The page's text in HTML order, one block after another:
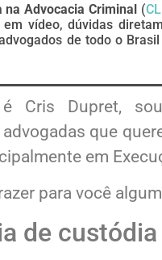
na Advocacia Criminal(
vídeo, dúvidas
de todo o
Cris Dupret,
que
em
para você
de